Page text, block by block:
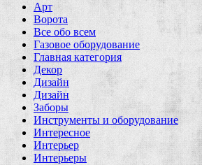
Арт
Ворота
Все обо всем
Газовое оборудование
Главная категория
Декор
Дизайн
Дизайн
Заборы
Инструменты и оборудование
Интересное
Интерьер
Интерьеры